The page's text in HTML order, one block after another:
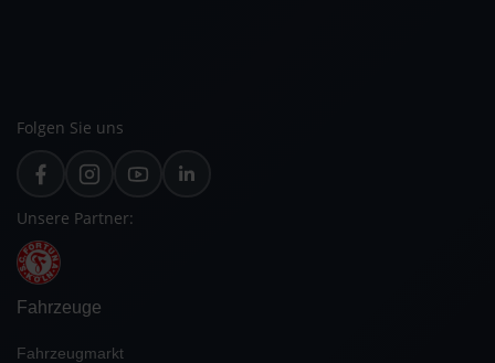
Folgen Sie uns
Unsere Partner:
Fahrzeuge
Fahrzeugmarkt